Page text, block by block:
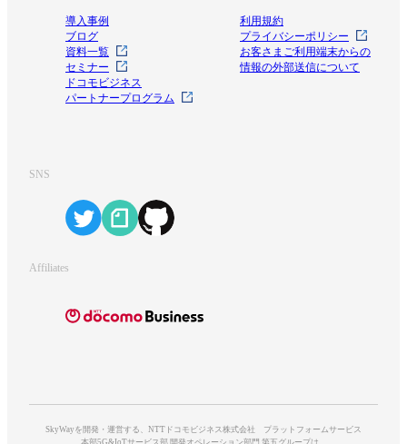
導入事例
ブログ
資料一覧
セミナー
ドコモビジネス
パートナープログラム
利用規約
プライバシーポリシー
お客さまご利用端末からの
情報の外部送信について
SNS
Affiliates
SkyWayを開発・運営する、NTTドコモビジネス株式会社 プラットフォームサービス
本部5G&IoTサービス部 開発オペレーション部門 第五グループは、